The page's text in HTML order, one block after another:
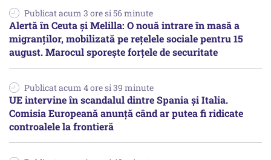
Publicat acum 3 ore si 56 minute
Alertă în Ceuta și Melilla: O nouă intrare în masă a
migranților, mobilizată pe rețelele sociale pentru 15
august. Marocul sporește forțele de securitate
Publicat acum 4 ore si 39 minute
UE intervine în scandalul dintre Spania și Italia.
Comisia Europeană anunță când ar putea fi ridicate
controalele la frontieră